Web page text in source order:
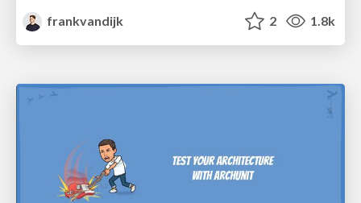
frankvandijk
2 1.8k